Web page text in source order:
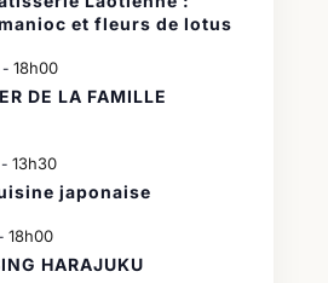
et fleurs de lotus
18h00
DE LA FAMILLE
13h30
japonaise
18h00
HARAJUKU